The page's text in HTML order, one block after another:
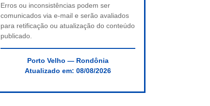
Erros ou inconsistências podem ser
comunicados via e-mail e serão avaliados
para retificação ou atualização do conteúdo
publicado.
Porto Velho — Rondônia
Atualizado em: 08/08/2026